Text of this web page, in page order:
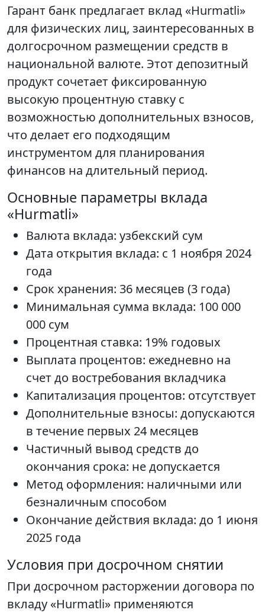
Гарант банк предлагает вклад «Hurmatli»
для физических лиц, заинтересованных в
долгосрочном размещении средств в
национальной валюте. Этот депозитный
продукт сочетает фиксированную
высокую процентную ставку с
возможностью дополнительных взносов,
что делает его подходящим
инструментом для планирования
финансов на длительный период.
Основные параметры вклада
«Hurmatli»
Валюта вклада: узбекский сум
Дата открытия вклада: с 1 ноября 2024
года
Срок хранения: 36 месяцев (3 года)
Минимальная сумма вклада: 100 000
000 сум
Процентная ставка: 19% годовых
Выплата процентов: ежедневно на
счет до востребования вкладчика
Капитализация процентов: отсутствует
Дополнительные взносы: допускаются
в течение первых 24 месяцев
Частичный вывод средств до
окончания срока: не допускается
Метод оформления: наличными или
безналичным способом
Окончание действия вклада: до 1 июня
2025 года
Условия при досрочном снятии
При досрочном расторжении договора по
вкладу «Hurmatli» применяются